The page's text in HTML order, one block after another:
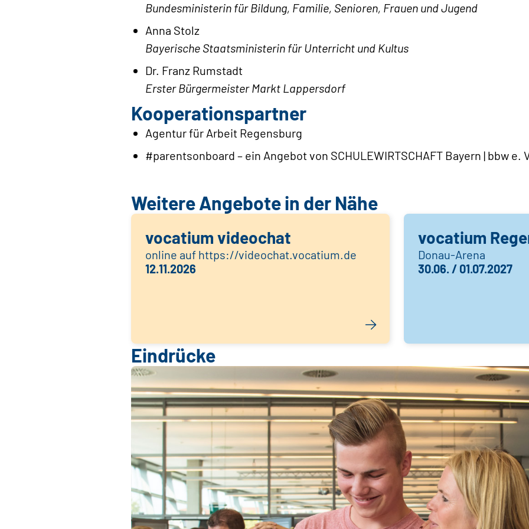
Bundesministerin für Bildung, Familie, Senioren, Frauen und Jugend
Anna Stolz
Bayerische Staatsministerin für Unterricht und Kultus
Dr. Franz Rumstadt
Erster Bürgermeister Markt Lappersdorf
Kooperationspartner
Agentur für Arbeit Regensburg
#parentsonboard – ein Angebot von SCHULEWIRTSCHAFT Bayern | bbw e.
Weitere Angebote in der Nähe
vocatium videochat
online auf https://videochat.vocatium.de
12.11.2026
vocatium
Donau-Arena
30.06. / 01.07.2027
Eindrücke